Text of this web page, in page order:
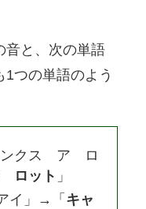
音と、次の単語
つの単語のよう
ンクス ア ロ
ロット 」
」→「 キャ